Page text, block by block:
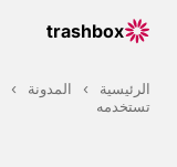
trashbox
الرئيسية › المدونة ›
تستخدمه